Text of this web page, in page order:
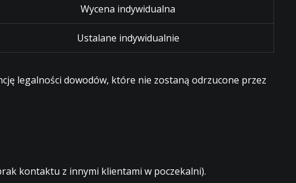
Wycena indywidualna
Ustalane indywidualnie
legalności dowodów, które nie zostaną odrzucone przez
kontaktu z innymi klientami w poczekalni).